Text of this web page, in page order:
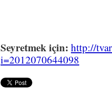
Seyretmek için: http://
i=2012070644098